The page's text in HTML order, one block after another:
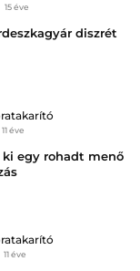
15 éve
diszrét
11 éve
ki egy rohadt menő
11 éve